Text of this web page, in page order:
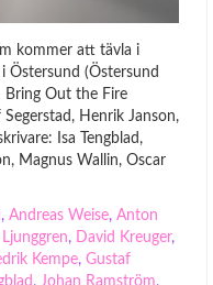
kommer att tävla i
Östersund (Östersund
Bring Out the Fire
Henrik Janson,
Isa Tengblad,
Magnus Wallin, Oscar
, Andreas Weise, Anton
, David Kreuger,
Kempe, Gustaf
, Johan Ramström,